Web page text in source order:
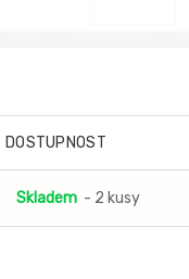
DOSTUPNOST
Skladem - 2 kusy